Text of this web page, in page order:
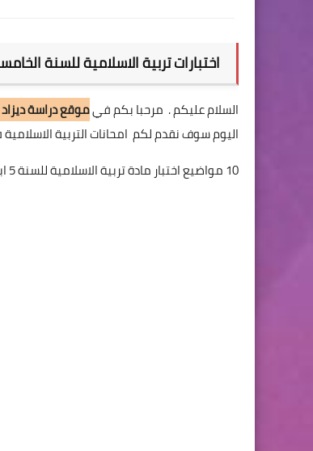
اختبارات تربية الاسلامية للسنة
السلام عليكم . مرحبا بكم فيموقع دراسة ديزاد
اليوم سوف نقدم لكم امحانات التربية
10 مواضيع اختبار مادة تربية الاسلامية للسنة 5 ابتدائي فصل 1 مع التصحيح